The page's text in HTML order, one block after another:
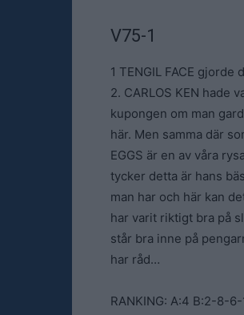
V75-1
1 TENGIL FACE
2. CARLOS KEN hade
kupongen om man
här. Men samma där
EGGS är en av våra
tycker detta är hans
man har och här kan
har varit riktigt bra på
står bra inne på
har råd…
RANKING: A:4 B:2-8-